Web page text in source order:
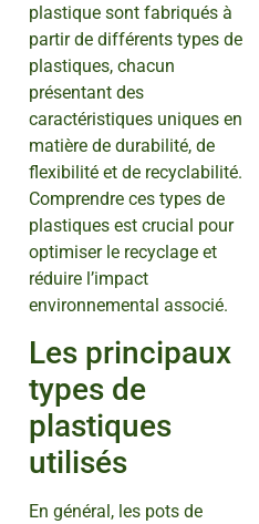
plastique sont fabriqués à
partir de différents types de
plastiques, chacun
présentant des
caractéristiques uniques en
matière de durabilité, de
flexibilité et de recyclabilité.
Comprendre ces types de
plastiques est crucial pour
optimiser le recyclage et
réduire l’impact
environnemental associé.
Les principaux
types de
plastiques
utilisés
En général, les pots de